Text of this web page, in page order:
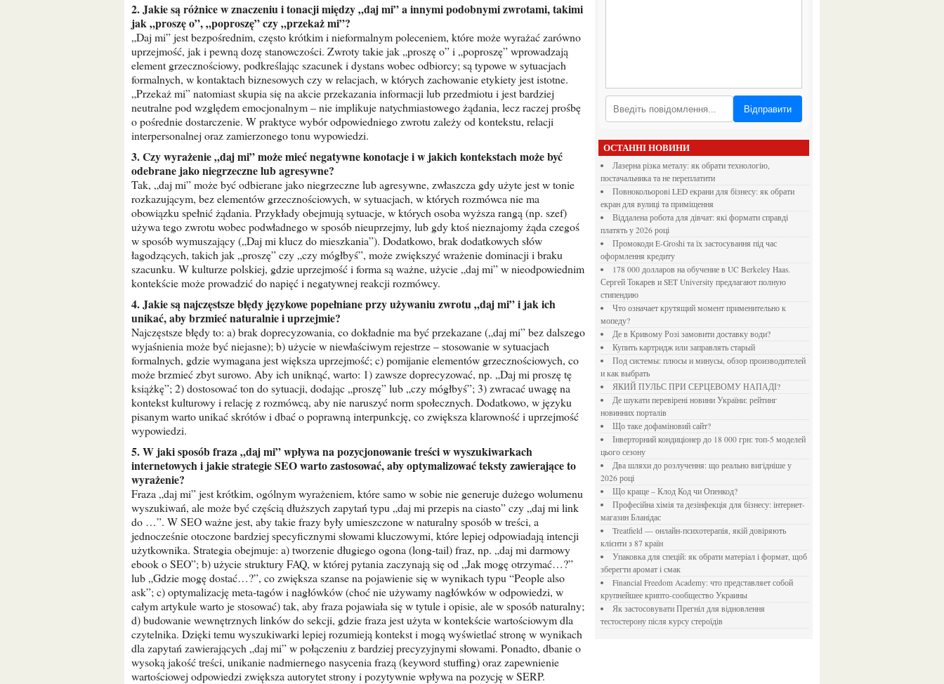
2. Jakie są różnice w znaczeniu i tonacji między „daj mi” a innymi podobnymi zwrotami, takimi
jak „proszę o”, „poproszę” czy „przekaż mi”?
„Daj mi” jest bezpośrednim, często krótkim i nieformalnym poleceniem, które może wyrażać zarówno
uprzejmość, jak i pewną dozę stanowczości. Zwroty takie jak „proszę o” i „poproszę” wprowadzają
element grzecznościowy, podkreślając szacunek i dystans wobec odbiorcy; są typowe w sytuacjach
formalnych, w kontaktach biznesowych czy w relacjach, w których zachowanie etykiety jest istotne.
„Przekaż mi” natomiast skupia się na akcie przekazania informacji lub przedmiotu i jest bardziej
neutralne pod względem emocjonalnym – nie implikuje natychmiastowego żądania, lecz raczej prośbę
o pośrednie dostarczenie. W praktyce wybór odpowiedniego zwrotu zależy od kontekstu, relacji
interpersonalnej oraz zamierzonego tonu wypowiedzi.
3. Czy wyrażenie „daj mi” może mieć negatywne konotacje i w jakich kontekstach może być
odebrane jako niegrzeczne lub agresywne?
Tak, „daj mi” może być odbierane jako niegrzeczne lub agresywne, zwłaszcza gdy użyte jest w tonie
rozkazującym, bez elementów grzecznościowych, w sytuacjach, w których rozmówca nie ma
obowiązku spełnić żądania. Przykłady obejmują sytuacje, w których osoba wyższa rangą (np. szef)
używa tego zwrotu wobec podwładnego w sposób nieuprzejmy, lub gdy ktoś nieznajomy żąda czegoś
w sposób wymuszający („Daj mi klucz do mieszkania”). Dodatkowo, brak dodatkowych słów
łagodzących, takich jak „proszę” czy „czy mógłbyś”, może zwiększyć wrażenie dominacji i braku
szacunku. W kulturze polskiej, gdzie uprzejmość i forma są ważne, użycie „daj mi” w nieodpowiednim
kontekście może prowadzić do napięć i negatywnej reakcji rozmówcy.
4. Jakie są najczęstsze błędy językowe popełniane przy używaniu zwrotu „daj mi” i jak ich
unikać, aby brzmieć naturalnie i uprzejmie?
Najczęstsze błędy to: a) brak doprecyzowania, co dokładnie ma być przekazane („daj mi” bez dalszego
wyjaśnienia może być niejasne); b) użycie w niewłaściwym rejestrze – stosowanie w sytuacjach
formalnych, gdzie wymagana jest większa uprzejmość; c) pomijanie elementów grzecznościowych, co
może brzmieć zbyt surowo. Aby ich uniknąć, warto: 1) zawsze doprecyzować, np. „Daj mi proszę tę
książkę”; 2) dostosować ton do sytuacji, dodając „proszę” lub „czy mógłbyś”; 3) zwracać uwagę na
kontekst kulturowy i relację z rozmówcą, aby nie naruszyć norm społecznych. Dodatkowo, w języku
pisanym warto unikać skrótów i dbać o poprawną interpunkcję, co zwiększa klarowność i uprzejmość
wypowiedzi.
5. W jaki sposób fraza „daj mi” wpływa na pozycjonowanie treści w wyszukiwarkach
internetowych i jakie strategie SEO warto zastosować, aby optymalizować teksty zawierające to
wyrażenie?
Fraza „daj mi” jest krótkim, ogólnym wyrażeniem, które samo w sobie nie generuje dużego wolumenu
wyszukiwań, ale może być częścią dłuższych zapytań typu „daj mi przepis na ciasto” czy „daj mi link
do …”. W SEO ważne jest, aby takie frazy były umieszczone w naturalny sposób w treści, a
jednocześnie otoczone bardziej specyficznymi słowami kluczowymi, które lepiej odpowiadają intencji
użytkownika. Strategia obejmuje: a) tworzenie długiego ogona (long-tail) fraz, np. „daj mi darmowy
ebook o SEO”; b) użycie struktury FAQ, w której pytania zaczynają się od „Jak mogę otrzymać…?”
lub „Gdzie mogę dostać…?”, co zwiększa szanse na pojawienie się w wynikach typu “People also
ask”; c) optymalizację meta‑tagów i nagłówków (choć nie używamy nagłówków w odpowiedzi, w
całym artykule warto je stosować) tak, aby fraza pojawiała się w tytule i opisie, ale w sposób naturalny;
d) budowanie wewnętrznych linków do sekcji, gdzie fraza jest użyta w kontekście wartościowym dla
czytelnika. Dzięki temu wyszukiwarki lepiej rozumieją kontekst i mogą wyświetlać stronę w wynikach
dla zapytań zawierających „daj mi” w połączeniu z bardziej precyzyjnymi słowami. Ponadto, dbanie o
wysoką jakość treści, unikanie nadmiernego nasycenia frazą (keyword stuffing) oraz zapewnienie
wartościowej odpowiedzi zwiększa autorytet strony i pozytywnie wpływa na pozycję w SERP.
Відправити
ОСТАННІ НОВИНИ
Лазерна різка металу: як обрати технологію,
постачальника та не переплатити
Повнокольорові LED екрани для бізнесу: як обрати
екран для вулиці та приміщення
Віддалена робота для дівчат: які формати справді
платять у 2026 році
Промокоди E-Groshi та їх застосування під час
оформлення кредиту
178 000 долларов на обучение в UC Berkeley Haas.
Сергей Токарев и SET University предлагают полную
стипендию
Что означает крутящий момент применительно к
мопеду?
Де в Кривому Розі замовити доставку води?
Купить картридж или заправлять старый
Под системы: плюсы и минусы, обзор производителей
и как выбрать
ЯКИЙ ПУЛЬС ПРИ СЕРЦЕВОМУ НАПАДІ?
Де шукати перевірені новини України: рейтинг
новинних порталів
Що таке дофаміновий сайт?
Інверторний кондиціонер до 18 000 грн: топ-5 моделей
цього сезону
Два шляхи до розлучення: що реально вигідніше у
2026 році
Що краще – Клод Код чи Опенкод?
Професійна хімія та дезінфекція для бізнесу: інтернет-
магазин Бланідас
Treatfield — онлайн-психотерапія, якій довіряють
клієнти з 87 країн
Упаковка для спецій: як обрати матеріал і формат, щоб
зберегти аромат і смак
Financial Freedom Academy: что представляет собой
крупнейшее крипто-сообщество Украины
Як застосовувати Прегніл для відновлення
тестостерону після курсу стероїдів